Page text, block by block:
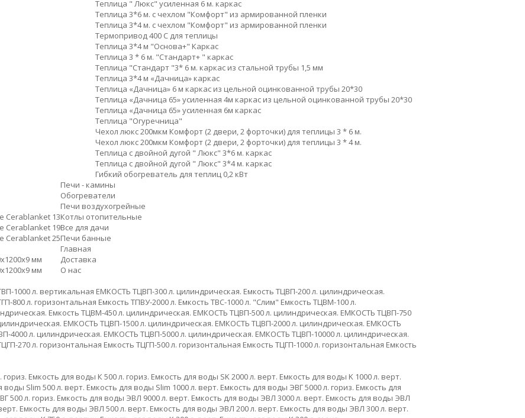
Теплица " Люкс" усиленная 6 м. каркас
Теплица 3*6 м. с чехлом "Комфорт" из армированной пленки
Теплица 3*4 м. с чехлом "Комфорт" из армированной пленки
Термопривод 400 C для теплицы
Теплица 3*4 м "Основа+" Каркас
Теплица 3 * 6 м. "Стандарт+ " каркас
Теплица "Стандарт "3* 6 м. каркас из стальной трубы 1,5 мм
Теплица 3*4 м «Дачница» каркас
Теплица «Дачница» 6 м каркас из цельной оцинкованной трубы 20*30
Теплица «Дачница 65» усиленная 4м каркас из цельной оцинкованной трубы 20*30
Теплица «Дачница 65» усиленная 6м каркас
Теплица "Огуречница"
Чехол люкс 200мкм Комфорт (2 двери, 2 форточки) для теплицы 3 * 6 м.
Чехол люкс 200мкм Комфорт (2 двери, 2 форточки) для теплицы 3 * 4 м.
Теплица с двойной дугой " Люкс" 3*6 м. каркас
Теплица с двойной дугой " Люкс" 3*4 м. каркас
Гибкий обогреватель для теплиц 0,2 кВт
Cerablanket 13
Cerablanket 19
Cerablanket 25
мм
мм
1000 л. вертикальная ЕМКОСТЬ ТЦВП-300 л. цилиндрическая. Емкость ТЦВП-200 л. цилиндрическая.
800 л. горизонтальная Емкость ТПВУ-2000 л. Емкость ТВС-1000 л. "Слим" Емкость ТЦВМ-100 л.
Емкость ТЦВМ-450 л. цилиндрическая. ЕМКОСТЬ ТЦВП-500 л. цилиндрическая. ЕМКОСТЬ ТЦВП-750
ЕМКОСТЬ ТЦВП-1500 л. цилиндрическая. ЕМКОСТЬ ТЦВП-2000 л. цилиндрическая. ЕМКОСТЬ
4000 л. цилиндрическая. ЕМКОСТЬ ТЦВП-5000 л. цилиндрическая. ЕМКОСТЬ ТЦВП-10000 л. цилиндрическая.
270 л. горизонтальная Емкость ТЦГП-500 л. горизонтальная Емкость ТЦГП-1000 л. горизонтальная Емкость
гориз. Емкость для воды К 500 л. гориз. Емкость для воды SK 2000 л. верт. Емкость для воды K 1000 л. верт.
воды Slim 500 л. верт. Емкость для воды Slim 1000 л. верт. Емкость для воды ЭВГ 5000 л. гориз. Емкость для
500 л. гориз. Емкость для воды ЭВЛ 9000 л. верт. Емкость для воды ЭВЛ 3000 л. верт. Емкость для воды ЭВЛ
Емкость для воды ЭВЛ 500 л. верт. Емкость для воды ЭВЛ 200 л. верт. Емкость для воды ЭВЛ 300 л. верт.
Печи - камины
Обогреватели
Печи воздухогрейные
Котлы отопительные
Все для дачи
Печи банные
Главная
Доставка
О нас